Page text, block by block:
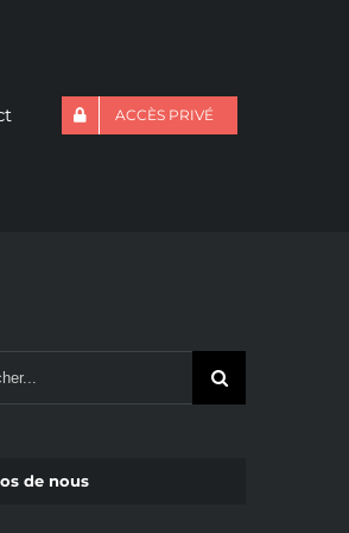
ACCÈS PRIVÉ
de nous